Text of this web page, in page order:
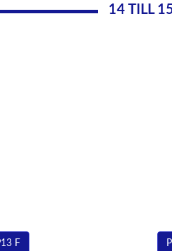
14 TILL
F